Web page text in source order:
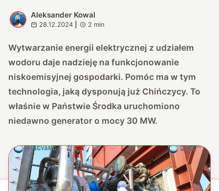
A
Aleksander Kowal
28.12.2024 2 min
Wytwarzanie energii elektrycznej z udziałem
wodoru daje nadzieję na funkcjonowanie
niskoemisyjnej gospodarki. Pomóc ma w tym
technologia, jaką dysponują już Chińczycy. To
właśnie w Państwie Środka uruchomiono
niedawno generator o mocy 30 MW.